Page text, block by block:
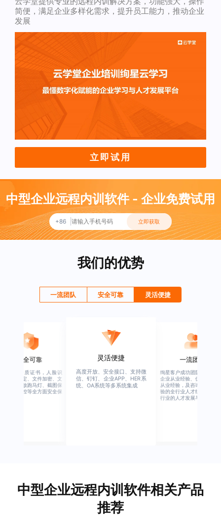
简便，满足企业多样化需求，提升员工能力，推动企业
发展
立即试用
中型企业远程内训软件 - 企业免费试用
+86 立即获取
我们的优势
一流团队 安全可靠 灵活便捷
灵活便捷
度开放、安全接口、支持微
、钉钉、企业APP、HER系
、OA系统等多系统集成
一流团队
绚星客户成功团队，由有多年
企业从业经验、优秀培训机构
从业经验，及咨询公司从业经
中型企业远程内训软件相关产品
推荐